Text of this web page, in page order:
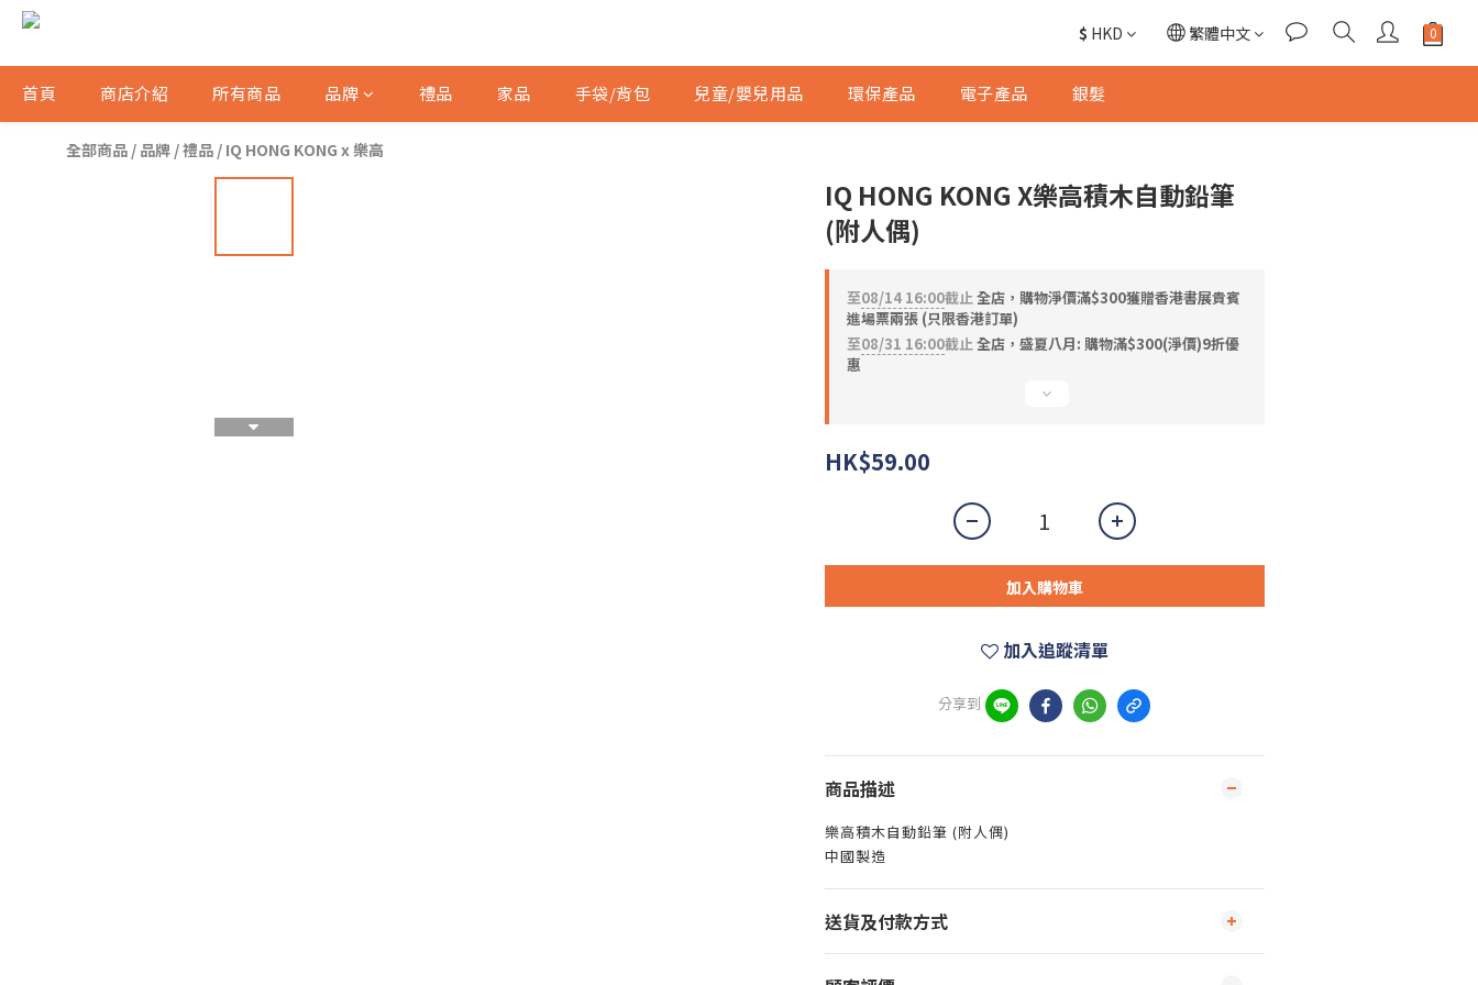
$ HKD 繁體中文
首頁 商店介紹 所有商品 品牌 禮品 家品 手袋/背包 兒童/嬰兒用品 環保產品 電子產品 銀髮
全部商品 / 品牌 /禮品 / IQ HONG KONG x 樂高
IQ HONG KONG X樂高積木自動鉛筆
(附人偶)
至08/14 16:00截止全店，購物淨價滿$300獲贈香港書展貴賓
進場票兩張 (只限香港訂單)
至08/31 16:00截止全店，盛夏八月: 購物滿$300(淨價)9折優
惠
HK$59.00
加入購物車
加入追蹤清單
分享到
商品描述
樂高積木自動鉛筆 (附人偶)
中國製造
送貨及付款方式